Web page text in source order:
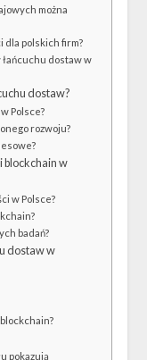
można
polskich firm?
dostaw w
dostaw?
Polsce?
rozwoju?
blockchain w
w Polsce?
badań?
dostaw w
pokazują